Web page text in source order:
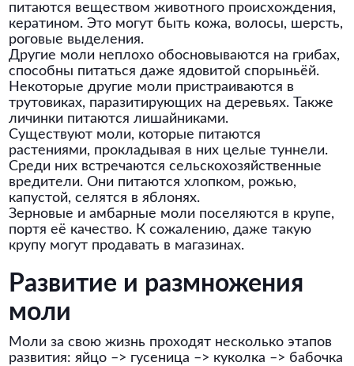
питаются веществом животного происхождения,
кератином. Это могут быть кожа, волосы, шерсть,
роговые выделения.
Другие моли неплохо обосновываются на грибах,
способны питаться даже ядовитой спорыньёй.
Некоторые другие моли пристраиваются в
трутовиках, паразитирующих на деревьях. Также
личинки питаются лишайниками.
Существуют моли, которые питаются
растениями, прокладывая в них целые туннели.
Среди них встречаются сельскохозяйственные
вредители. Они питаются хлопком, рожью,
капустой, селятся в яблонях.
Зерновые и амбарные моли поселяются в крупе,
портя её качество. К сожалению, даже такую
крупу могут продавать в магазинах.
Развитие и размножения
моли
Моли за свою жизнь проходят несколько этапов
развития: яйцо –> гусеница –> куколка –> бабочка